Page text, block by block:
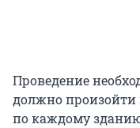
Проведение
должно произойти
по каждому